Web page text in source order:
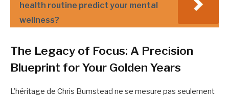
health routine predict your mental
wellness?
The Legacy of Focus: A Precision
Blueprint for Your Golden Years
L’héritage de Chris Bumstead ne se mesure pas seulement